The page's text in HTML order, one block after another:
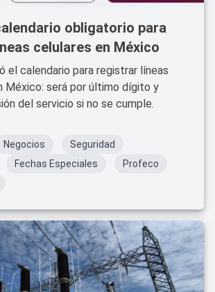
obligatorio para
celulares en México
el calendario para registrar líneas
México: será por último dígito y
del servicio si no se cumple.
Negocios
Seguridad
Fechas Especiales
Profeco